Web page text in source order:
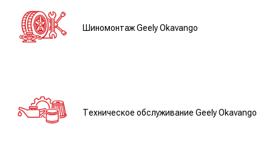
Шиномонтаж Geely Okavango
Техническое обслуживание Geely Okavango